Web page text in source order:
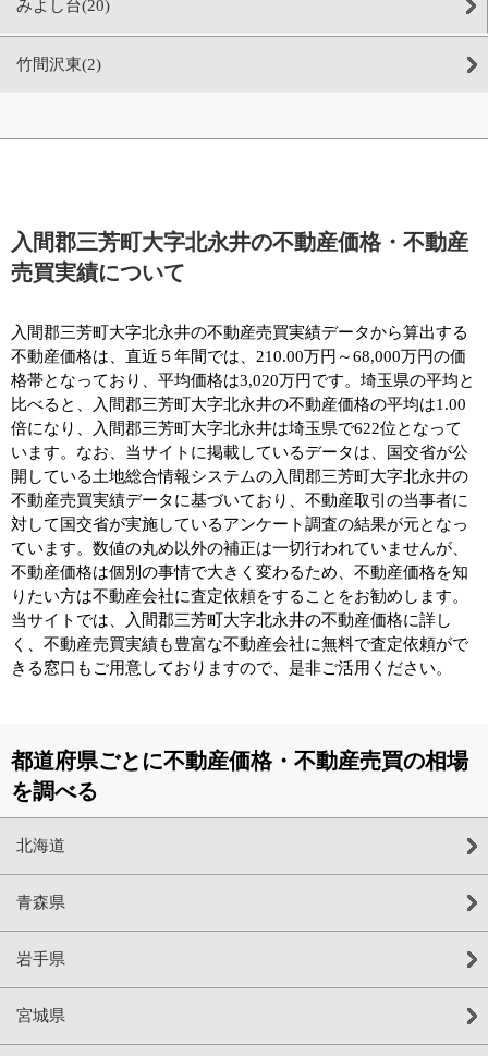
みよし台(20)
竹間沢東(2)
入間郡三芳町大字北永井の不動産価格・不動産
売買実績について
入間郡三芳町大字北永井の不動産売買実績データから算出する
不動産価格は、直近５年間では、210.00万円～68,000万円の価
格帯となっており、平均価格は3,020万円です。埼玉県の平均と
比べると、入間郡三芳町大字北永井の不動産価格の平均は1.00
倍になり、入間郡三芳町大字北永井は埼玉県で622位となって
います。なお、当サイトに掲載しているデータは、国交省が公
開している土地総合情報システムの入間郡三芳町大字北永井の
不動産売買実績データに基づいており、不動産取引の当事者に
対して国交省が実施しているアンケート調査の結果が元となっ
ています。数値の丸め以外の補正は一切行われていませんが、
不動産価格は個別の事情で大きく変わるため、不動産価格を知
りたい方は不動産会社に査定依頼をすることをお勧めします。
当サイトでは、入間郡三芳町大字北永井の不動産価格に詳し
く、不動産売買実績も豊富な不動産会社に無料で査定依頼がで
きる窓口もご用意しておりますので、是非ご活用ください。
都道府県ごとに不動産価格・不動産売買の相場
を調べる
北海道
青森県
岩手県
宮城県